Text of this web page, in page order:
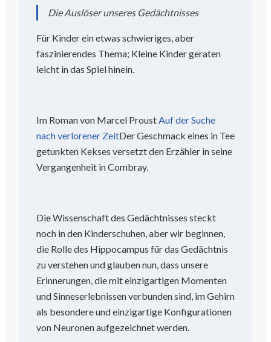
Die Auslöser unseres Gedächtnisses
Für Kinder ein etwas schwieriges, aber
faszinierendes Thema; Kleine Kinder geraten
leicht in das Spiel hinein.
Im Roman von Marcel ProustAuf der Suche
nach verlorener ZeitDer Geschmack eines in Tee
getunkten Kekses versetzt den Erzähler in seine
Vergangenheit in Combray.
Die Wissenschaft des Gedächtnisses steckt
noch in den Kinderschuhen, aber wir beginnen,
die Rolle des Hippocampus für das Gedächtnis
zu verstehen und glauben nun, dass unsere
Erinnerungen, die mit einzigartigen Momenten
und Sinneserlebnissen verbunden sind, im Gehirn
als besondere und einzigartige Konfigurationen
von Neuronen aufgezeichnet werden.